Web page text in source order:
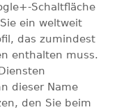
Schaltfläche
ein weltweit
das zumindest
enthalten muss.
dieser Name
den Sie beim